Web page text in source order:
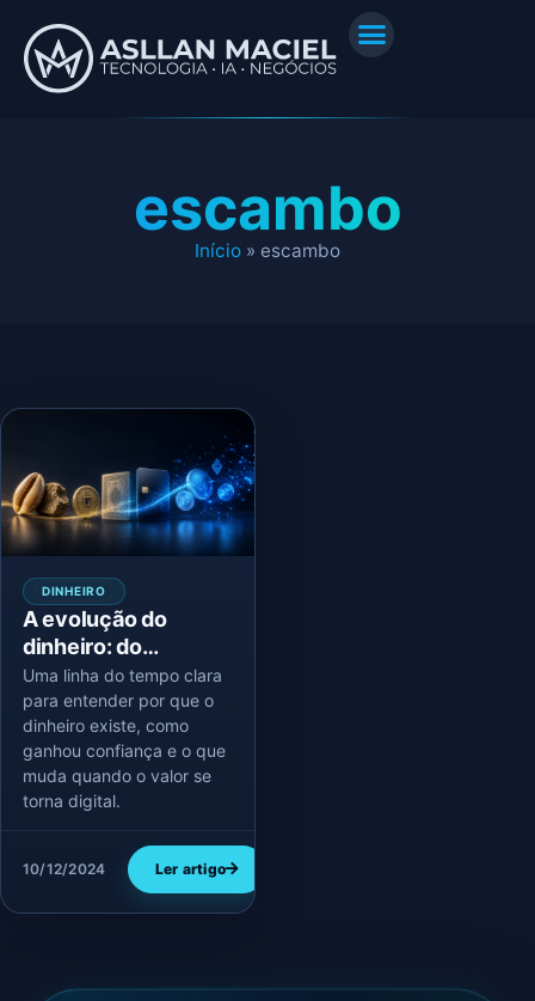
escambo
Início » escambo
DINHEIRO
A evolução do
dinheiro: do
escambo ao valor
digital
Uma linha do tempo clara
para entender por que o
dinheiro existe, como
ganhou confiança e o que
muda quando o valor se
torna digital.
10/12/2024 Ler artigo